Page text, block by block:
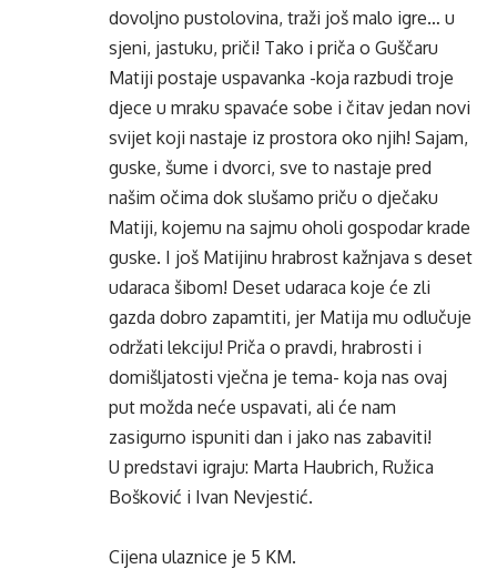
dovoljno pustolovina, traži još malo igre… u
sjeni, jastuku, priči! Tako i priča o Guščaru
Matiji postaje uspavanka -koja razbudi troje
djece u mraku spavaće sobe i čitav jedan novi
svijet koji nastaje iz prostora oko njih! Sajam,
guske, šume i dvorci, sve to nastaje pred
našim očima dok slušamo priču o dječaku
Matiji, kojemu na sajmu oholi gospodar krade
guske. I još Matijinu hrabrost kažnjava s deset
udaraca šibom! Deset udaraca koje će zli
gazda dobro zapamtiti, jer Matija mu odlučuje
održati lekciju! Priča o pravdi, hrabrosti i
domišljatosti vječna je tema- koja nas ovaj
put možda neće uspavati, ali će nam
zasigurno ispuniti dan i jako nas zabaviti!
U predstavi igraju: Marta Haubrich, Ružica
Bošković i Ivan Nevjestić.
Cijena ulaznice je 5 KM.